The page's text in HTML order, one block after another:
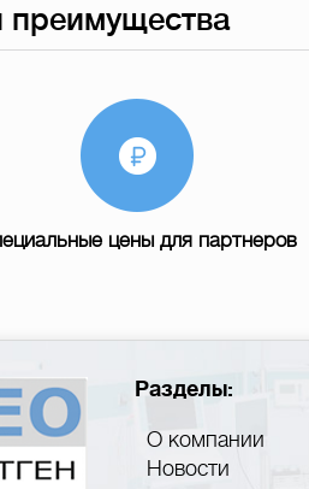
цены для партнеров
Разделы:
О компании
Новости